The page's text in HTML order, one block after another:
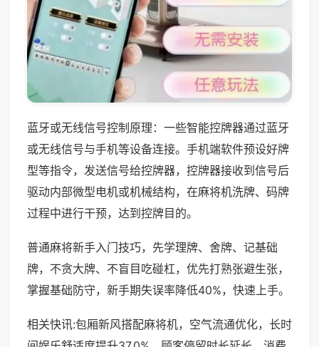
蓝牙或无线信号控制原理：一些智能控牌器通过蓝牙
或无线信号与手机等设备连接。手机端软件预设好牌
型等指令，发送信号给控牌器，控牌器接收到信号后
驱动内部微型电机或机械结构，在麻将机洗牌、码牌
过程中进行干预，达到控牌目的。
普通麻将新手入门技巧，先学理牌、舍牌、记基础
牌，不贪大牌、不盲目吃碰杠，优先打熟张避生张，
掌握基础防守，新手期失误率降低40%，快速上手。
相关快讯:包厢新风搭配麻将机，空气流通优化，长时